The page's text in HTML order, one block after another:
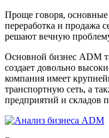
Проще говоря,
переработка и продажа
решают вечную
Основной бизнес ADM
создает довольно
компания имеет
транспортную сеть, а
предприятий и складов